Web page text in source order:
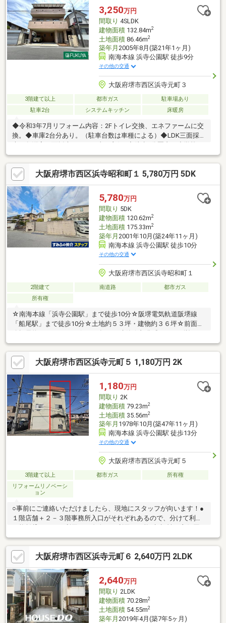
店まで徒歩9分（700ｍ）・羽衣小学校まで徒歩11分（850ｍ）・
高石中学校まで徒歩28分（2200ｍ）
3,250万円
間取り 4SLDK
建物面積132.84m2
土地面積86.46m2
築年月 2005年8月(築21年1ヶ月)
南海本線 浜寺公園駅 徒歩9分
その他の交通
大阪府堺市西区浜寺元町３
3階建て以上 都市ガス
駐車場あり
駐車2台
システムキッチン 床暖房
◆令和3年7月リフォーム内容：2Fトイレ交換、エネファームに交
換。◆車庫2台分あり。（駐車台数は車種による）◆LDK三面採
公園があり子育て環境良好です。※S：納戸。※写真中の家具等の
調度品は売買対象に含まれません。【周辺環境】●堺市立浜寺昭
和小学校まで約200ｍ●堺市立浜寺昭和小学校まで約650ｍ●堺浜寺
昭和郵便局まで約290ｍ●ローソン 堺浜寺元町一丁店まで約450ｍ
●コーナンPRO浜寺元町店まで約550ｍ●ウエルシア堺鳳中町店ま
で約850ｍ●日之出屋 羽衣店まで約1200ｍ●北浜公園まで約300ｍ
大阪府堺市西区浜寺昭和町１ 5,780万円 5DK
5,780万円
間取り 5DK
建物面積120.62m2
土地面積175.33m2
築年月 2001年10月(築24年11ヶ月)
南海本線 浜寺公園駅 徒歩10分
その他の交通
大阪府堺市西区浜寺昭和町１
2階建て 南道路
都市ガス
所有権
☆南海本線「浜寺公園駅」まで徒歩10分☆阪堺電気軌道阪堺線
「船尾駅」まで徒歩10分☆土地約５３坪・建物約３６坪☆前面道
路幅員約５．４ｍあり☆2001年10月建築☆旭化成ホームズ施工
（へーベルハウス）
大阪府堺市西区浜寺元町５ 1,180万円 2K
1,180万円
間取り 2K
建物面積79.23m2
土地面積35.56m2
築年月 1978年10月(築47年11ヶ月)
南海本線 浜寺公園駅 徒歩13分
その他の交通
大阪府堺市西区浜寺元町５
3階建て以上 都市ガス
所有権
リフォームリノベーシ
ョン
○事前にご連絡いただけましたら、現地にスタッフが向います！●
１階店舗＋２－３階事務所入口がそれぞれあるので、分けて利用
道２６号線がすぐ近くにあり、前面道路もときはま線となってお
ります。車の交通量が多いので、店舗需要もあり●２－３階はサ
ロンや教室なども利用しやすい立地住宅街が近くにあるので、地
域密着型や予約制サロンなども適した環境●賃貸も同時で募集
中！１階：９９，０００円／２－３階：８０，０００円で賃貸募
集オーナーチェンジ物件としてもご検討いただけます！
大阪府堺市西区浜寺元町６ 2,640万円 2LDK
2,640万円
間取り 2LDK
建物面積70.28m2
土地面積54.55m2
築年月 2019年4月(築7年5ヶ月)